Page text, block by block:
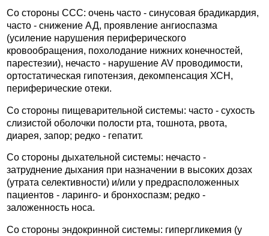
Со стороны ССС: очень часто - синусовая брадикардия,
часто - снижение АД, проявление ангиоспазма
(усиление нарушения периферического
кровообращения, похолодание нижних конечностей,
парестезии), нечасто - нарушение AV проводимости,
ортостатическая гипотензия, декомпенсация ХСН,
периферические отеки.
Со стороны пищеварительной системы: часто - сухость
слизистой оболочки полости рта, тошнота, рвота,
диарея, запор; редко - гепатит.
Со стороны дыхательной системы: нечасто -
затруднение дыхания при назначении в высоких дозах
(утрата селективности) и/или у предрасположенных
пациентов - ларинго- и бронхоспазм; редко -
заложенность носа.
Со стороны эндокринной системы: гипергликемия (у